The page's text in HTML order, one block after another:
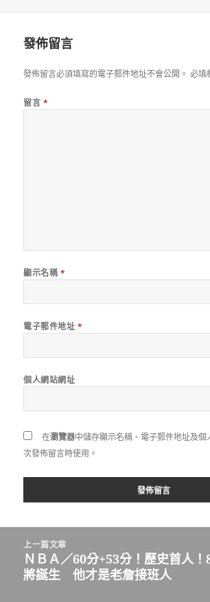
發佈留言
發佈留言必須填寫的電子郵件地址不會公開。 必填
留言 *
顯示名稱 *
電子郵件地址 *
個人網站網址
在瀏覽器中儲存顯示名稱、電子郵件地址及
次發佈留言時使用。
上一篇文章
上
一
ＮＢＡ／60分+53分！歷史首人
將誕生 他才是老詹接班人